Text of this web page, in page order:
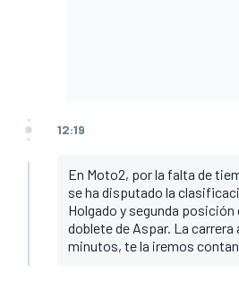
12:19
En Moto2, por la falta de
se ha disputado la
Holgado y segunda
doblete de Aspar. La carrera
minutos, te la iremos